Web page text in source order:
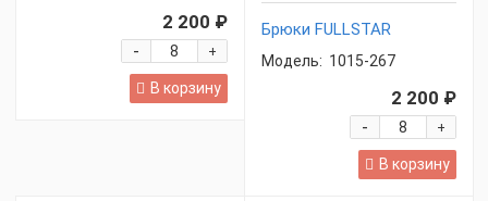
2 200 ₽
+
-
В корзину
Брюки FULLSTAR
Модель: 1015-267
2 200 ₽
+
-
В корзину